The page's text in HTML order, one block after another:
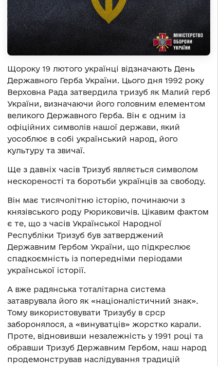
Щороку 19 лютого українці відзначають День
Державного Герба України. Цього дня 1992 року
Верховна Рада затвердила тризуб як Малий герб
України, визначаючи його головним елементом
великого Державного Герба. Він є одним із
офіційних символів нашої держави, який
уособлює в собі український народ, його
культуру та звичаї.
Ще з давніх часів Тризуб являється символом
нескореності та боротьби українців за свободу.
Він має тисячолітню історію, починаючи з
князівського роду Рюриковичів. Цікавим фактом
є те, що з часів Української Народної
Республіки Тризуб був затверджений
Державним Гербом України, що підкреслює
спадкоємність із попередніми періодами
української історії.
А вже радянська тоталітарна система
затаврувала його як «націоналістичний знак».
Тому використовувати Тризубу в срср
заборонялося, а «винуватців» жорстко карали.
Проте, відновивши незалежність у 1991 році та
обравши Тризуб Державним Гербом, наш народ
продемонстрував наслідування традицій